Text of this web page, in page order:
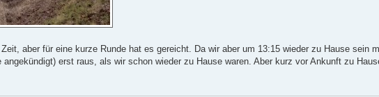
aber für eine kurze Runde hat es gereicht. Da wir aber um 13:15 wieder zu Hause sein
erst raus, als wir schon wieder zu Hause waren. Aber kurz vor Ankunft zu